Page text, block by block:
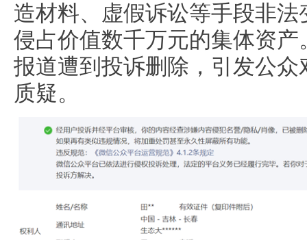
造材料、虚假诉讼等手段非
侵占价值数千万元的集体资
报道遭到投诉删除，引发公
质疑。